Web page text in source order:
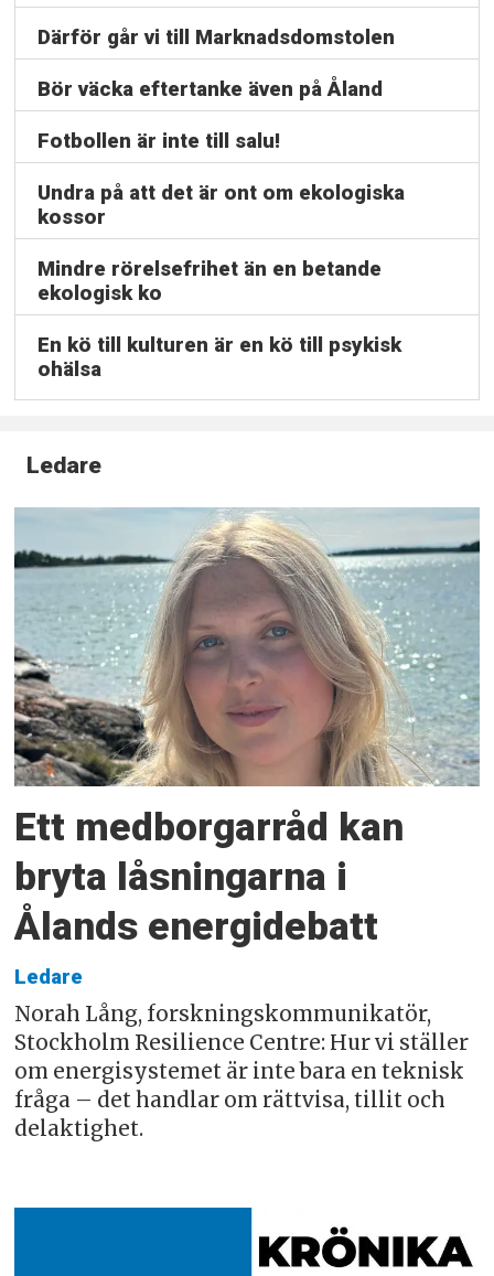
Därför går vi till Marknadsdomstolen
Bör väcka eftertanke även på Åland
Fotbollen är inte till salu!
Undra på att det är ont om ekologiska
kossor
Mindre rörelsefrihet än en betande
ekologisk ko
En kö till kulturen är en kö till psykisk
ohälsa
Ledare
Ett medborgarråd kan
bryta låsningarna i
Ålands energidebatt
Ledare
Norah Lång, forskningskommunikatör,
Stockholm Resilience Centre: Hur vi ställer
om energisystemet är inte bara en teknisk
fråga – det handlar om rättvisa, tillit och
delaktighet.